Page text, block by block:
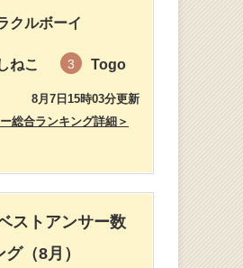
クルボーイ
ねこ 3 Togo
8月7日15時03分更新
総合ランキング詳細＞
ストアンサー数
（8月）